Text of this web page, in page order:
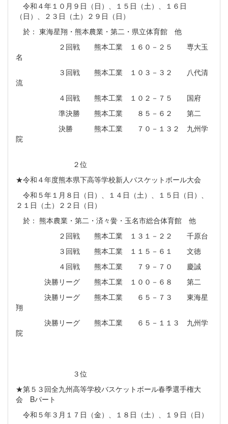
令和４年１０月９日（日）、１５日（土）、１６日
（日）、２３日（土）２９日（日）
於： 東海星翔・熊本農業・第二・県立体育館 他
２回戦 熊本工業 １６０－２５ 専大玉
名
３回戦 熊本工業 １０３－３２ 八代清
流
４回戦 熊本工業 １０２－７５ 国府
準決勝 熊本工業 ８５－６２ 第二
決勝 熊本工業 ７０－１３２ 九州学
院
２位
★令和４年度熊本県下高等学校新人バスケットボール大会
令和５年１月８日（日）、１４日（土）、１５日（日）、
２１日（土）２２日（日）
於： 熊本農業・第二・済々黌・玉名市総合体育館 他
２回戦 熊本工業 １３１－２２ 千原台
３回戦 熊本工業 １１５－６１ 文徳
４回戦 熊本工業 ７９－７０ 慶誠
決勝リーグ 熊本工業 １００－６８ 第二
決勝リーグ 熊本工業 ６５－７３ 東海星
翔
決勝リーグ 熊本工業 ６５－１１３ 九州学
院
３位
★第５３回全九州高等学校バスケットボール春季選手権大
会 Bパート
令和５年３月１７日（金）、１８日（土）、１９日（日）